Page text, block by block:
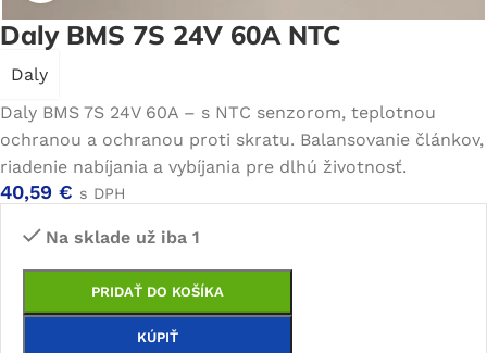
Daly BMS 7S 24V 60A NTC
Daly
Daly BMS 7S 24V 60A – s NTC senzorom, teplotnou
ochranou a ochranou proti skratu. Balansovanie článkov,
riadenie nabíjania a vybíjania pre dlhú životnosť.
40,59 € s DPH
Na sklade už iba 1
PRIDAŤ DO KOŠÍKA
KÚPIŤ